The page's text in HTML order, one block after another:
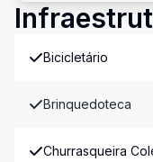
Bicicletário
Brinquedoteca
Churrasqueira